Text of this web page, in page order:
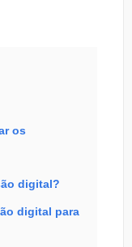
os
digital?
digital para